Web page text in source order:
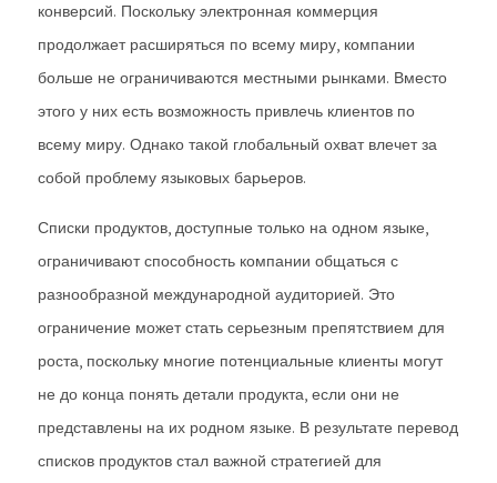
конверсий. Поскольку электронная коммерция
продолжает расширяться по всему миру, компании
больше не ограничиваются местными рынками. Вместо
этого у них есть возможность привлечь клиентов по
всему миру. Однако такой глобальный охват влечет за
собой проблему языковых барьеров.
Списки продуктов, доступные только на одном языке,
ограничивают способность компании общаться с
разнообразной международной аудиторией. Это
ограничение может стать серьезным препятствием для
роста, поскольку многие потенциальные клиенты могут
не до конца понять детали продукта, если они не
представлены на их родном языке. В результате перевод
списков продуктов стал важной стратегией для